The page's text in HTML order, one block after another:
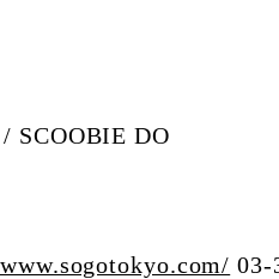
SCOOBIE DO
03-